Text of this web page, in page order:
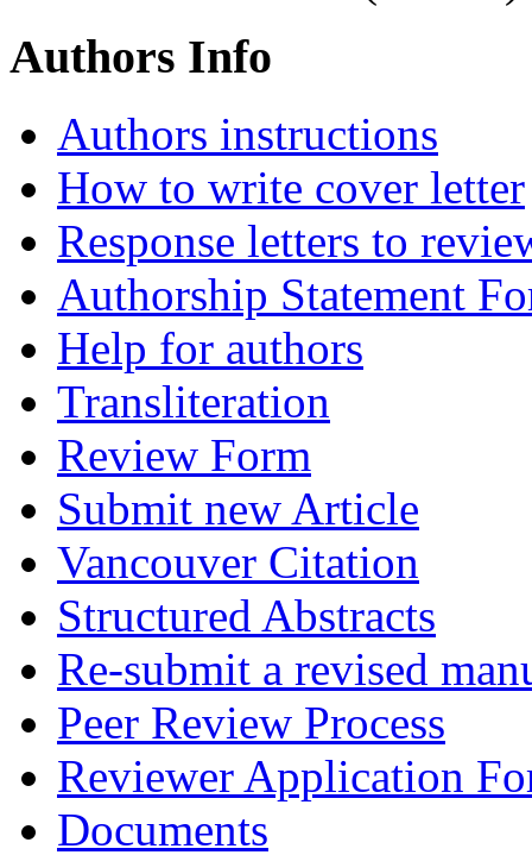
Authors Info
Authors instructions
How to write cover letter
Response letters to
Authorship Statement
Help for authors
Transliteration
Review Form
Submit new Article
Vancouver Citation
Structured Abstracts
Re-submit a revised
Peer Review Process
Reviewer Application
Documents